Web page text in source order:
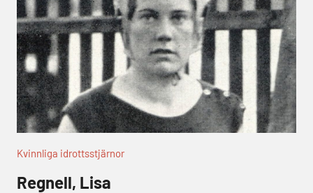
Kvinnliga idrottsstjärnor
Regnell, Lisa